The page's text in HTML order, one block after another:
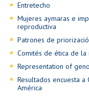
Entretecho
Mujeres aymaras e
reproductiva
Patrones de
Comités de ética de la
Representation of
Resultados encuesta
América